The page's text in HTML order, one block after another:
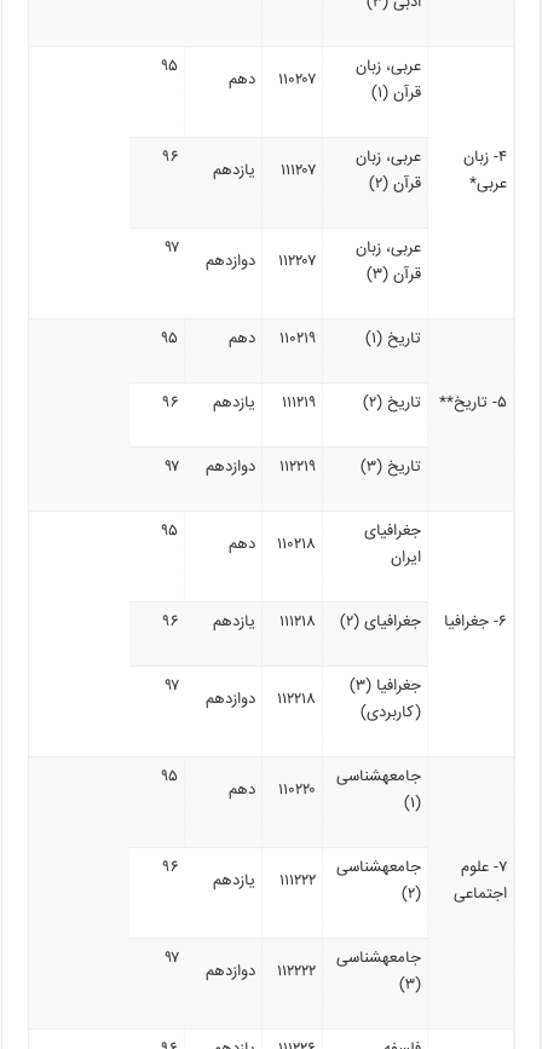
۴- زبان
عربی*
عربی، زبان
قرآن (۱)
۱۱۰۲۰۷ دهم
۹۵
عربی، زبان
قرآن (۲)
۱۱۱۲۰۷ یازدهم
۹۶
عربی، زبان
قرآن (۳)
۱۱۲۲۰۷ دوازدهم
۹۷
۵- تاریخ**
تاریخ (۱) ۱۱۰۲۱۹ دهم ۹۵
تاریخ (۲) ۱۱۱۲۱۹ یازدهم ۹۶
تاریخ (۳) ۱۱۲۲۱۹ دوازدهم ۹۷
۶- جغرافیا
جغرافیای
ایران
۱۱۰۲۱۸ دهم
۹۵
جغرافیای (۲) ۱۱۱۲۱۸ یازدهم ۹۶
جغرافیا (۳)
(کاربردی)
۱۱۲۲۱۸ دوازدهم
۹۷
۷- علوم
اجتماعی
جامعه­شناسی
(۱)
۱۱۰۲۲۰ دهم
۹۵
جامعه­شناسی
(۲)
۱۱۱۲۲۲ یازدهم
۹۶
جامعه­شناسی
(۳)
۱۱۲۲۲۲ دوازدهم
۹۷